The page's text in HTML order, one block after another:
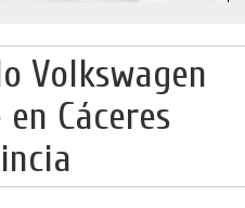
Volkswagen
Cáceres